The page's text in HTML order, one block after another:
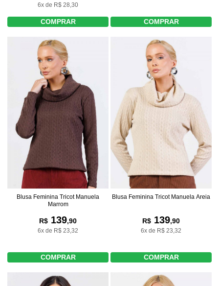
6x de R$ 28,30
COMPRAR COMPRAR
Blusa Feminina Tricot Manuela
Marrom
R$ 139,90
6x de R$ 23,32
COMPRAR
Blusa Feminina Tricot Manuela Areia
R$ 139,90
6x de R$ 23,32
COMPRAR